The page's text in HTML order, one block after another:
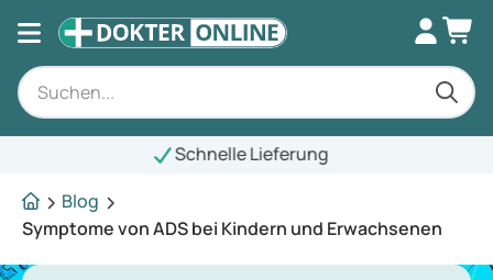
Blog
Symptome von ADS bei Kindern und Erwachsenen